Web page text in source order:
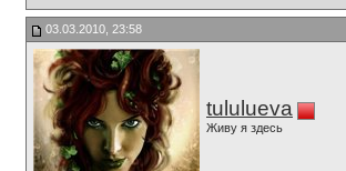
03.03.2010, 23:58
tululueva
Живу я здесь